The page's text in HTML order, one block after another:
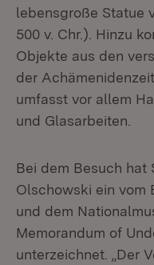
lebensgroße Statue
500 v. Chr.). Hinzu
Objekte aus den
der
umfasst vor allem
und Glasarbeiten.
Bei dem Besuch hat
Olschowski ein vom
und dem
Memorandum of
unterzeichnet. „Der